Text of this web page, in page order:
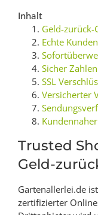
Inhalt
Geld-zurück-
Echte
Sicher
SSL
Versicherter
Trusted
Geld-
Gartenallerlei.de
zertifizierter